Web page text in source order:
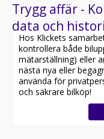
Trygg affär -
data och
Hos Klickets
kontrollera både
mätarställning) eller
nästa nya eller
använda för
och säkrare bilköp!